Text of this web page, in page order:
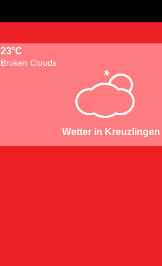
23°C
Broken Clouds
Wetter in Kreuzlingen